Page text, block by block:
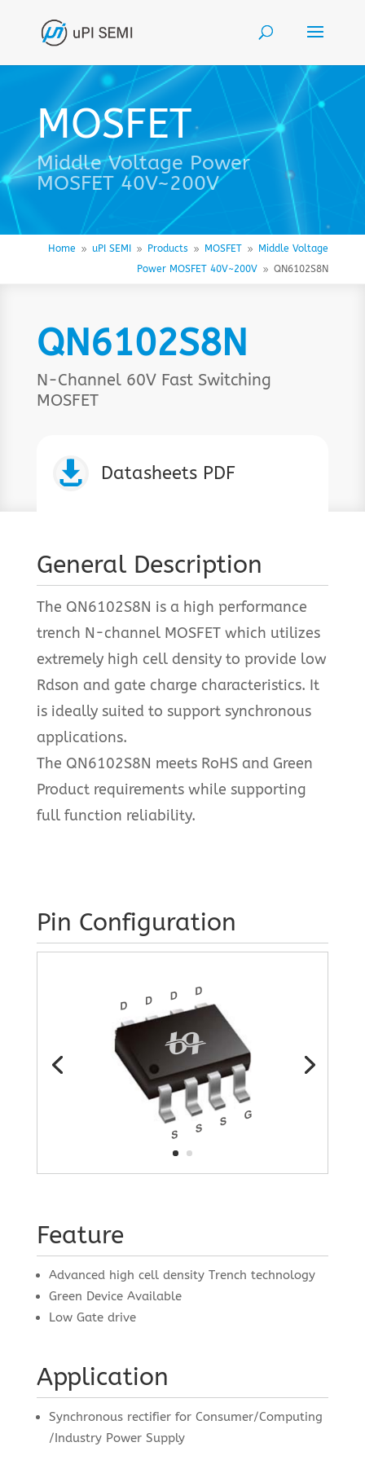
MOSFET
Middle Voltage Power
MOSFET 40V~200V
Home 9 uPI SEMI 9 Products 9 MOSFET 9
Middle Voltage
Power MOSFET 40V~200V 9 QN6102S8N
QN6102S8N
N-Channel 60V Fast Switching
MOSFET
 Datasheets PDF
General Description
The QN6102S8N is a high performance
trench N-channel MOSFET which utilizes
extremely high cell density to provide low
Rdson and gate charge characteristics. It
is ideally suited to support synchronous
applications.
The QN6102S8N meets RoHS and Green
Product requirements while supporting
full function reliability.
Pin Configuration
Feature
Advanced high cell density Trench technology
Green Device Available
Low Gate drive
Application
Synchronous rectifier for Consumer/Computing
/Industry Power Supply